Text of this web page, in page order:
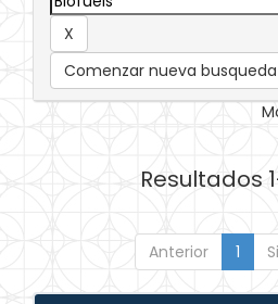
Comenzar nueva busqueda
Resultados
Anterior 1